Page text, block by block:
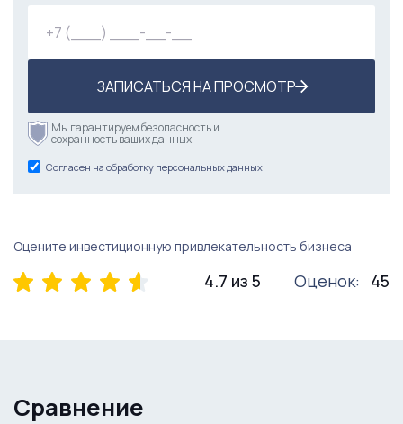
ЗАПИСАТЬСЯ НА ПРОСМОТР
Мы гарантируем безопасность и
сохранность ваших данных
Согласен на обработку персональных данных
Оцените инвестиционную привлекательность бизнеса
4.7 из 5 Оценок: 45
Сравнение